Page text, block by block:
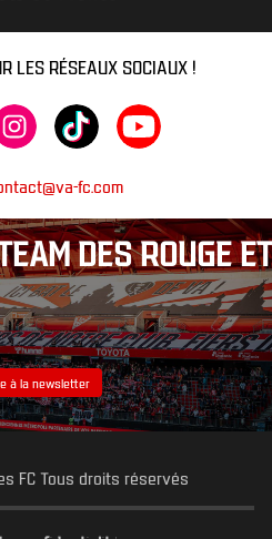
LES RÉSEAUX SOCIAUX !
fc.com
DES ROUGE ET
à la newsletter
FC Tous droits réservés